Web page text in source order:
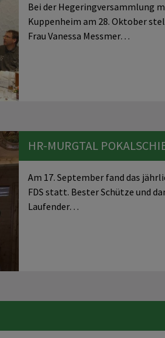
Bei der Hegeringversammlung
Kuppenheim am 28. Oktober
Frau Vanessa Messmer…
HR-MURGTAL
Am 17. September fand das
FDS statt. Bester Schütze und
Laufender…